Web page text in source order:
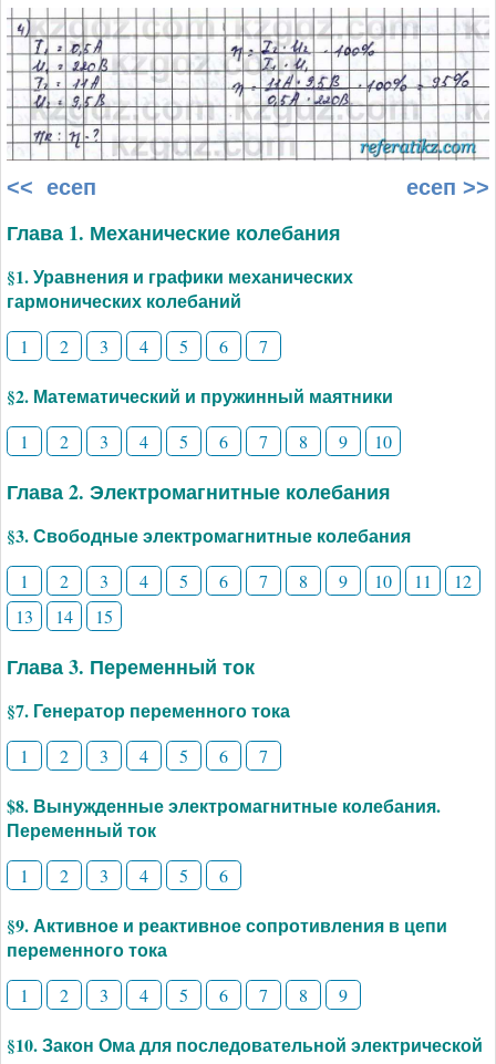
<< есеп есеп >>
Глава 1. Механические колебания
§1. Уравнения и графики механических
гармонических колебаний
1 2 3 4 5 6 7
§2. Математический и пружинный маятники
1 2 3 4 5 6 7 8 9 10
Глава 2. Электромагнитные колебания
§3. Свободные электромагнитные колебания
1 2 3 4 5 6 7 8 9 10 11
12
13
14 15
Глава 3. Переменный ток
§7. Генератор переменного тока
1 2 3 4 5 6 7
$8. Вынужденные электромагнитные колебания.
Переменный ток
1 2 3 4 5 6
§9. Активное и реактивное сопротивления в цепи
переменного тока
1 2 3 4 5 6 7 8 9
§10. Закон Ома для последовательной электрической